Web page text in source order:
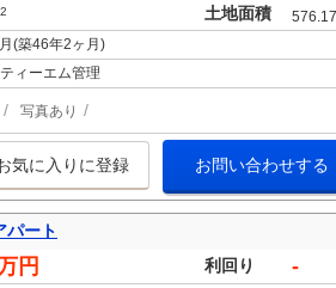
2 土地面積
(築46年2ヶ月)
ィーエム管理
写真あり
気に入りに登録 お問い合わせする
ート
円 利回り -